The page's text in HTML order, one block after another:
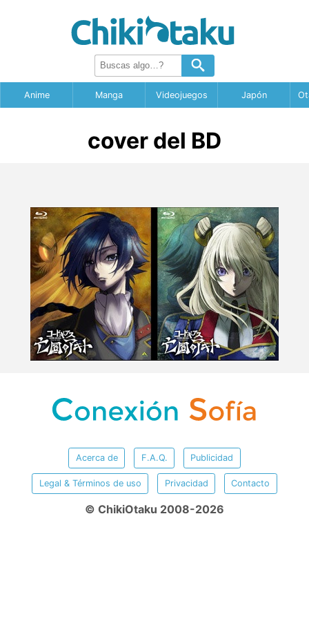
Anime Manga Videojuegos Japón
cover del BD
Acerca de F.A.Q. Publicidad
Legal & Términos de uso Privacidad Contacto
© ChikiOtaku 2008-2026